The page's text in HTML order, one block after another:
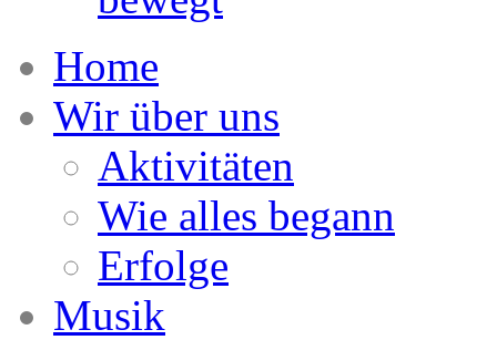
Home
Wir über uns
Aktivitäten
Wie alles begann
Erfolge
Musik